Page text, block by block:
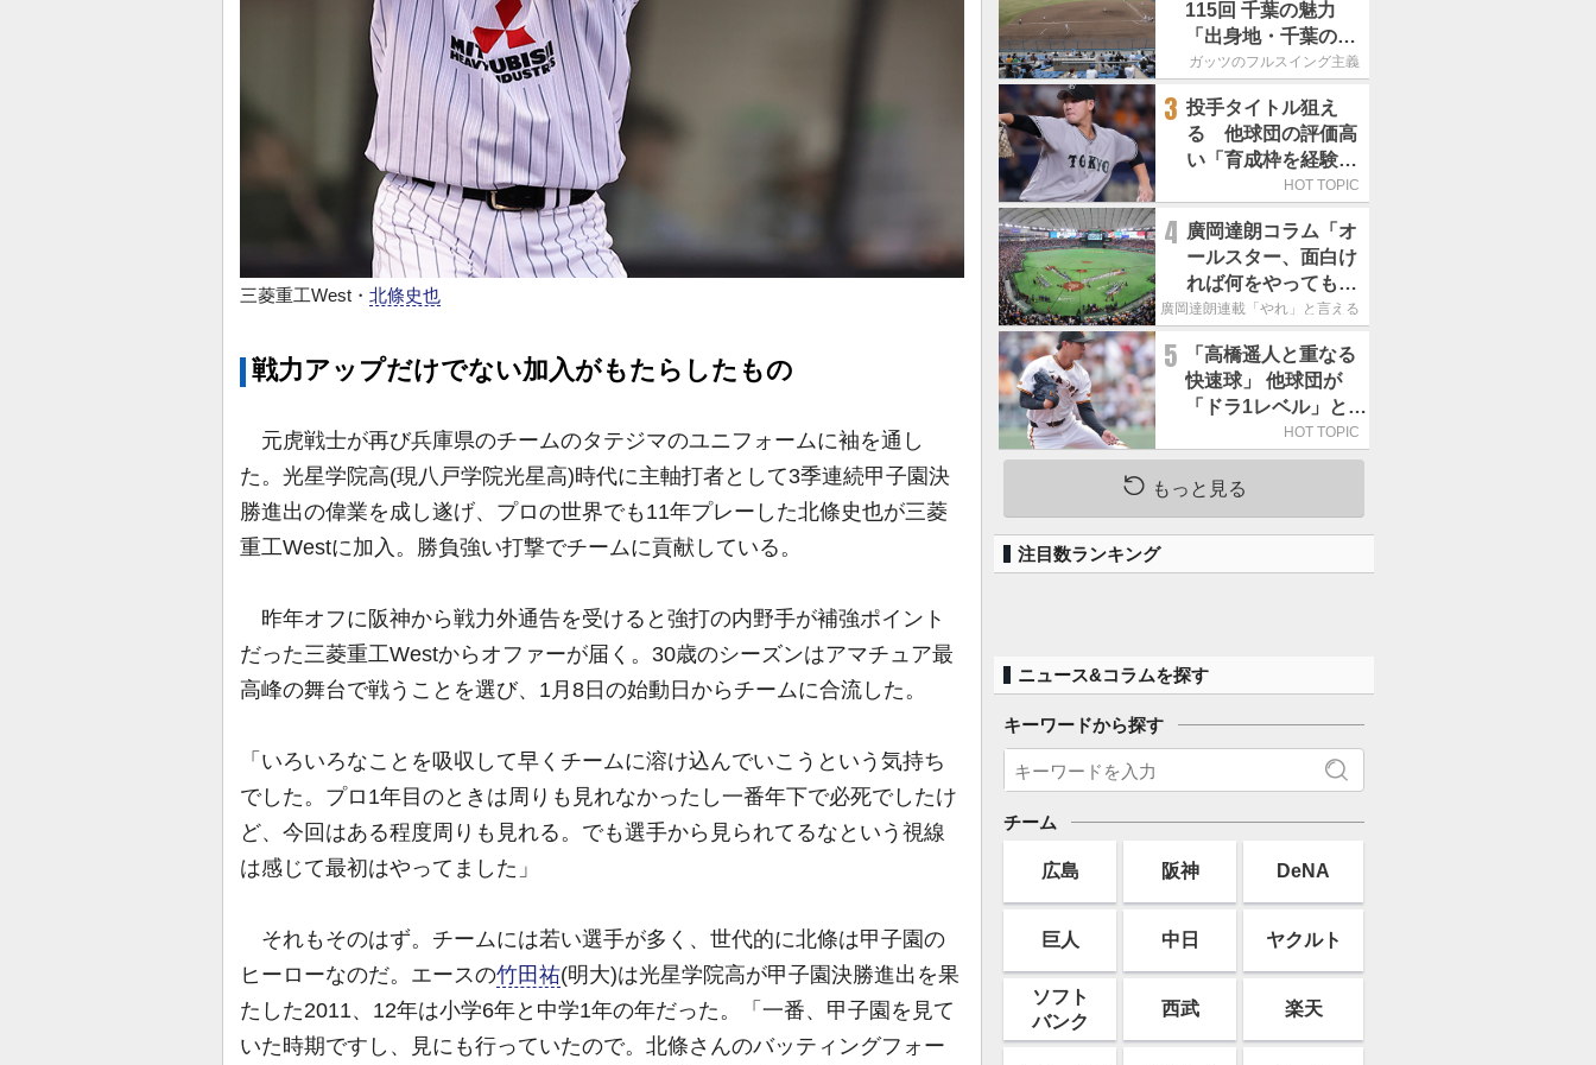
三菱重工West・ 北條史也
戦力アップだけでない加入がもたらしたもの
元虎戦士が再び兵庫県のチームのタテジマのユニフォームに袖を通し
た。光星学院高(現八戸学院光星高)時代に主軸打者として3季連続甲子園決
勝進出の偉業を成し遂げ、プロの世界でも11年プレーした北條史也が三菱
重工Westに加入。勝負強い打撃でチームに貢献している。
昨年オフに阪神から戦力外通告を受けると強打の内野手が補強ポイント
だった三菱重工Westからオファーが届く。30歳のシーズンはアマチュア最
高峰の舞台で戦うことを選び、1月8日の始動日からチームに合流した。
「いろいろなことを吸収して早くチームに溶け込んでいこうという気持ち
でした。プロ1年目のときは周りも見れなかったし一番年下で必死でしたけ
ど、今回はある程度周りも見れる。でも選手から見られてるなという視線
は感じて最初はやってました」
それもそのはず。チームには若い選手が多く、世代的に北條は甲子園の
ヒーローなのだ。エースの竹田祐(明大)は光星学院高が甲子園決勝進出を果
たした2011、12年は小学6年と中学1年の年だった。「一番、甲子園を見て
いた時期ですし、見にも行っていたので。北條さんのバッティングフォー
115回 千葉の魅力
「出身地・千葉の話
の続き。昔から野球
す」
ガッツのフルスイング主義
3 投手タイトル狙え
る 他球団の評価高
い「育成枠を経験し
た巨人の左腕」は
HOT TOPIC
4 廣岡達朗コラム「オ
ールスター、面白け
れば何をやってもい
いという発想は大間
廣岡達朗連載「やれ」と言える信念
5
「高橋遥人と重なる
快速球」 他球団が
「ドラ1レベル」と評
する巨人の左腕は
HOT TOPIC
もっと見る
注目数ランキング
ニュース&コラムを探す
キーワードから探す
チーム
広島 阪神 DeNA
巨人 中日 ヤクルト
ソフト
バンク
西武 楽天